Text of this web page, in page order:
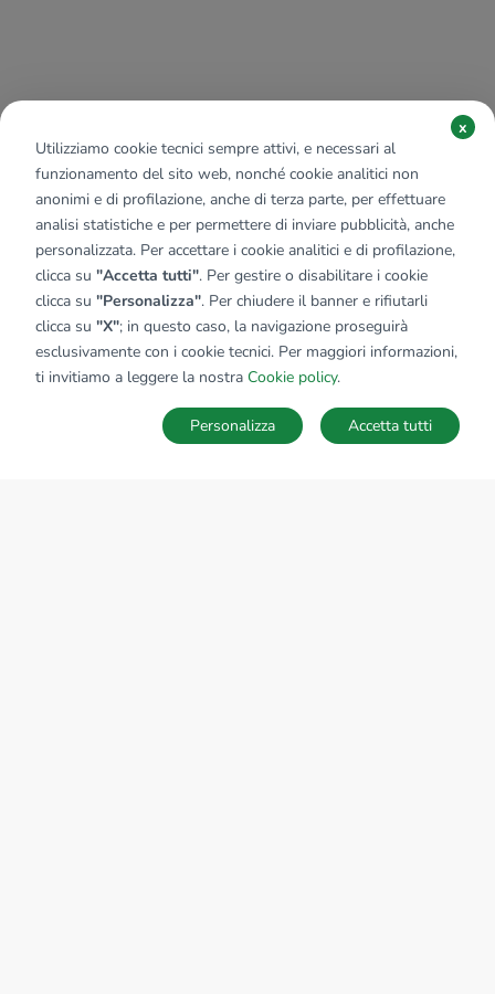
SALVA RICERCA
Utilizziamo cookie tecnici sempre attivi, e necessari al
funzionamento del sito web, nonché cookie analitici non
anonimi e di profilazione, anche di terza parte, per effettuare
analisi statistiche e per permettere di inviare pubblicità, anche
personalizzata. Per accettare i cookie analitici e di profilazione,
clicca su "Accetta tutti". Per gestire o disabilitare i cookie
clicca su "Personalizza". Per chiudere il banner e rifiutarli
clicca su "X"; in questo caso, la navigazione proseguirà
esclusivamente con i cookie tecnici. Per maggiori informazioni,
ti invitiamo a leggere la nostra Cookie policy.
x
Accetta tutti
Personalizza